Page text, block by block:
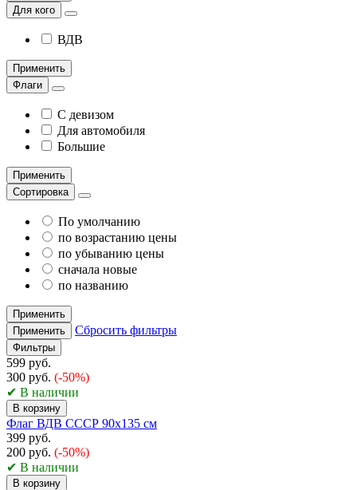
Для кого
ВДВ
Применить
Флаги
С девизом
Для автомобиля
Большие
Применить
Сортировка
По умолчанию
по возрастанию цены
по убыванию цены
сначала новые
по названию
Применить
Применить
Сбросить фильтры
Фильтры
599 руб.
300 руб. (-50%)
✔ В наличии
В корзину
Флаг ВДВ СССР 90х135 см
399 руб.
200 руб. (-50%)
✔ В наличии
В корзину